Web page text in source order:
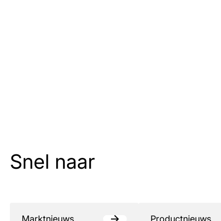
Snel naar
Marktnieuws Productnieuws